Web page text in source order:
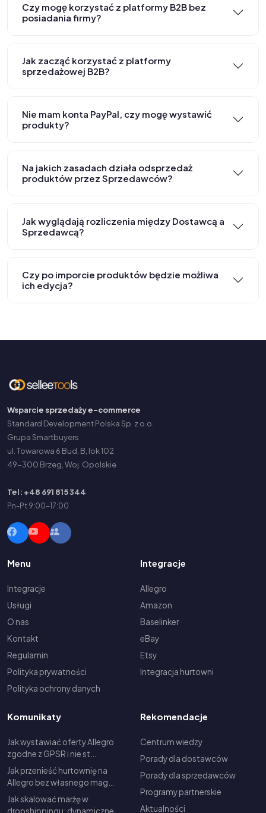
Czy mogę korzystać z platformy B2B bez
posiadania firmy?
Jak zacząć korzystać z platformy
sprzedażowej B2B?
Nie mam konta PayPal, czy mogę wystawić
produkty?
Na jakich zasadach działa odsprzedaż
produktów przez Sprzedawców?
Jak wyglądają rozliczenia między Dostawcą a
Sprzedawcą?
Czy po imporcie produktów będzie możliwa
ich edycja?
Wsparcie sprzedaży e-commerce
Standard Development Polska Sp. z o.o.
Grupa Smartbuyers
ul. Towarowa 6 Bud. B, lok 102
49-300 Brzeg, Woj. Opolskie
Tel: +48 691 815 344
Pn-Pt 9:00-17:00
Menu
Integracje
Usługi
O nas
Kontakt
Regulamin
Polityka prywatności
Polityka ochrony danych
Integracje
Allegro
Amazon
Baselinker
eBay
Etsy
Integracja hurtowni
Komunikaty
Jak wystawiać oferty Allegro
zgodne z GPSR i nie st…
Jak przenieść hurtownię na
Allegro bez własnego mag…
Jak skalować marżę w
dropshippingu: dynamiczne
Rekomendacje
Centrum wiedzy
Porady dla dostawców
Porady dla sprzedawców
Programy partnerskie
Aktualności